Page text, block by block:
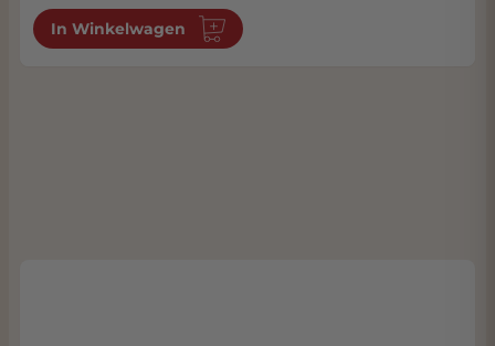
In Winkelwagen